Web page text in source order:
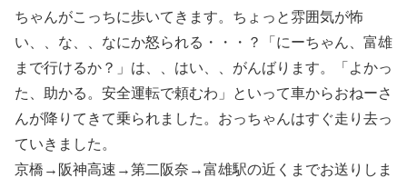
ちゃんがこっちに歩いてきます。ちょっと雰囲気が怖
い、、な、、なにか怒られる・・・？「にーちゃん、富雄
まで行けるか？」は、、はい、、がんばります。「よかっ
た、助かる。安全運転で頼むわ」といって車からおねーさ
んが降りてきて乗られました。おっちゃんはすぐ走り去っ
ていきました。
京橋→阪神高速→第二阪奈→富雄駅の近くまでお送りしま